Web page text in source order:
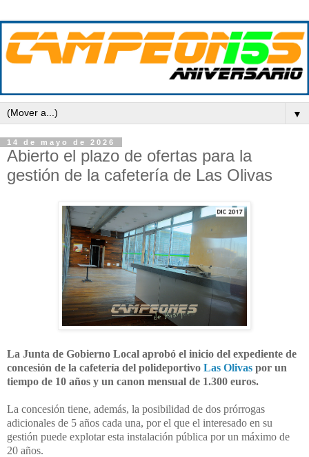
▼
14 de mayo de 2026
Abierto el plazo de ofertas para la
gestión de la cafetería de Las Olivas
La Junta de Gobierno Local aprobó el inicio del expediente de
concesión de la cafetería del polideportivo Las Olivas por un
tiempo de 10 años y un canon mensual de 1.300 euros.
La concesión tiene, además, la posibilidad de dos prórrogas
adicionales de 5 años cada una, por el que el interesado en su
gestión puede explotar esta instalación pública por un máximo de
20 años.